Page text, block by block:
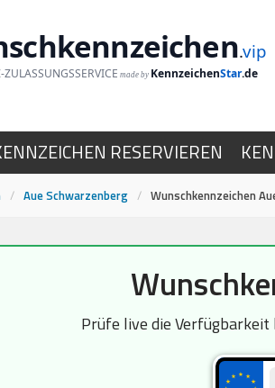
.vip
ZULASSUNGSSERVICE made by KennzeichenStar.de
RESERVIEREN
/ Aue Schwarzenberg / Wunschkennzeichen
Prüfe live die Verfügbarkeit